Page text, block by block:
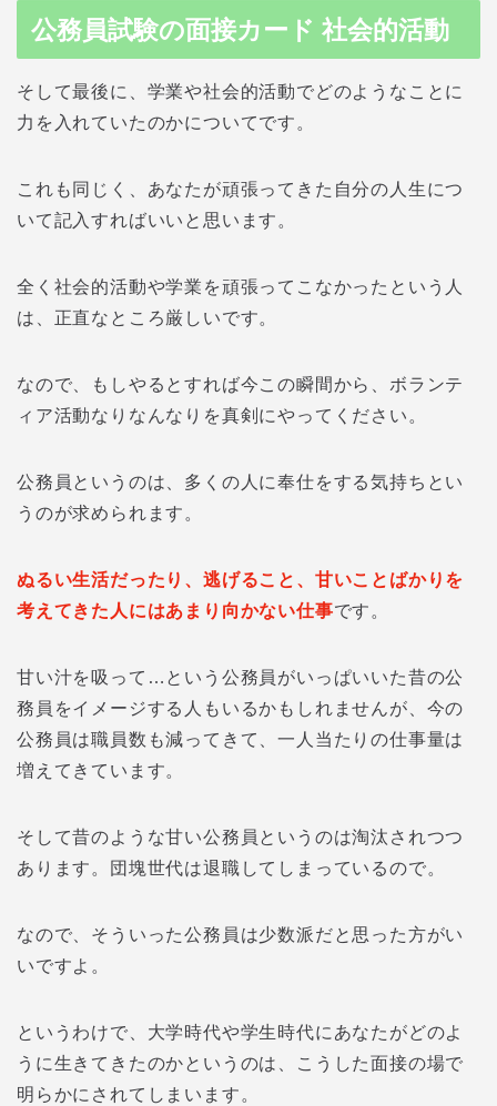
公務員試験の面接カード 社会的活動
そして最後に、学業や社会的活動でどのようなことに
力を入れていたのかについてです。
これも同じく、あなたが頑張ってきた自分の人生につ
いて記入すればいいと思います。
全く社会的活動や学業を頑張ってこなかったという人
は、正直なところ厳しいです。
なので、もしやるとすれば今この瞬間から、ボランテ
ィア活動なりなんなりを真剣にやってください。
公務員というのは、多くの人に奉仕をする気持ちとい
うのが求められます。
ぬるい生活だったり、逃げること、甘いことばかりを
考えてきた人にはあまり向かない仕事です。
甘い汁を吸って…という公務員がいっぱいいた昔の公
務員をイメージする人もいるかもしれませんが、今の
公務員は職員数も減ってきて、一人当たりの仕事量は
増えてきています。
そして昔のような甘い公務員というのは淘汰されつつ
あります。団塊世代は退職してしまっているので。
なので、そういった公務員は少数派だと思った方がい
いですよ。
というわけで、大学時代や学生時代にあなたがどのよ
うに生きてきたのかというのは、こうした面接の場で
明らかにされてしまいます。